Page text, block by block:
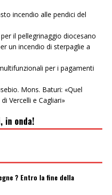
incendio alle pendici del
il pellegrinaggio diocesano
un incendio di sterpaglie a
per i pagamenti
Mons. Baturi: «Quel
Vercelli e Cagliari»
in onda!
? Entro la fine della